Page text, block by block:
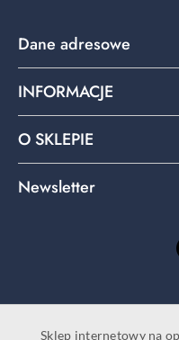
Dane adresowe
INFORMACJE
O SKLEPIE
Newsletter
Sklep internetowy na